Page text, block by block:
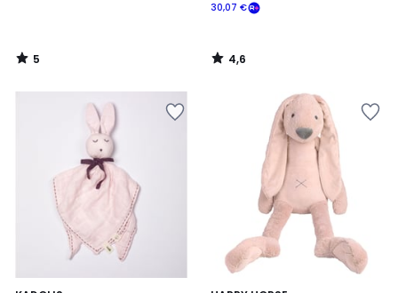
5
/
30,07 €
4,6
/